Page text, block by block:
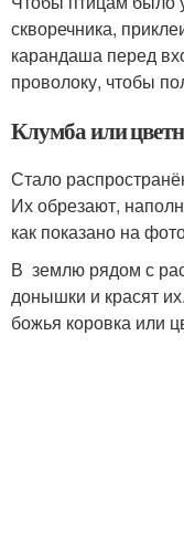
скворечника,
карандаша перед
проволоку, чтобы
Клумба или
Стало
Их обрезают,
как показано на
В землю рядом с
донышки и красят
божья коровка или